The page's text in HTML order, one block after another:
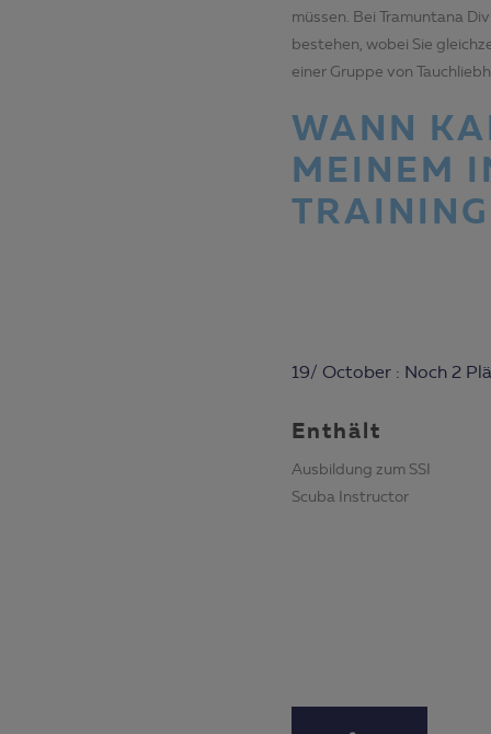
müssen. Bei Tramuntana
bestehen, wobei Sie
einer Gruppe von
WANN
MEINEM
19/ October : Noch 2
Enthält
Ausbildung zum SSI
Scuba Instructor